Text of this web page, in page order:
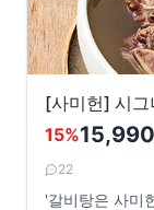
[사미헌] 시
15%
22
'갈비탕은 사미